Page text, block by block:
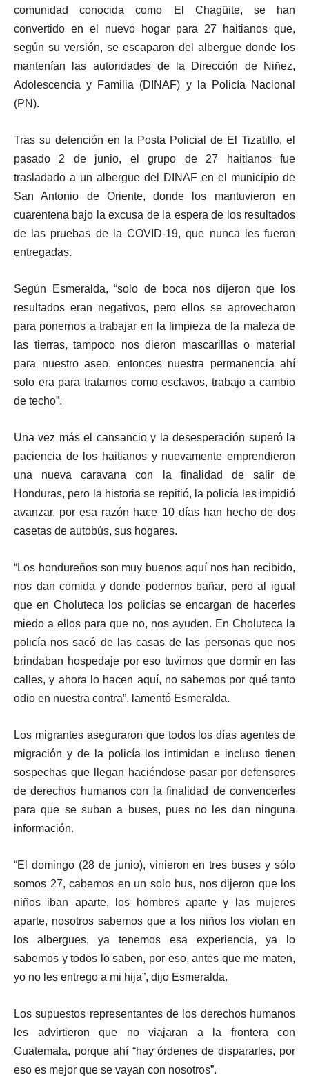
comunidad conocida como El Chagüite, se han
convertido en el nuevo hogar para 27 haitianos que,
según su versión, se escaparon del albergue donde los
mantenían las autoridades de la Dirección de Niñez,
Adolescencia y Familia (DINAF) y la Policía Nacional
(PN).
Tras su detención en la Posta Policial de El Tizatillo, el
pasado 2 de junio, el grupo de 27 haitianos fue
trasladado a un albergue del DINAF en el municipio de
San Antonio de Oriente, donde los mantuvieron en
cuarentena bajo la excusa de la espera de los resultados
de las pruebas de la COVID-19, que nunca les fueron
entregadas.
Según Esmeralda, “solo de boca nos dijeron que los
resultados eran negativos, pero ellos se aprovecharon
para ponernos a trabajar en la limpieza de la maleza de
las tierras, tampoco nos dieron mascarillas o material
para nuestro aseo, entonces nuestra permanencia ahí
solo era para tratarnos como esclavos, trabajo a cambio
de techo”.
Una vez más el cansancio y la desesperación superó la
paciencia de los haitianos y nuevamente emprendieron
una nueva caravana con la finalidad de salir de
Honduras, pero la historia se repitió, la policía les impidió
avanzar, por esa razón hace 10 días han hecho de dos
casetas de autobús, sus hogares.
“Los hondureños son muy buenos aquí nos han recibido,
nos dan comida y donde podernos bañar, pero al igual
que en Choluteca los policías se encargan de hacerles
miedo a ellos para que no, nos ayuden. En Choluteca la
policía nos sacó de las casas de las personas que nos
brindaban hospedaje por eso tuvimos que dormir en las
calles, y ahora lo hacen aquí, no sabemos por qué tanto
odio en nuestra contra”, lamentó Esmeralda.
Los migrantes aseguraron que todos los días agentes de
migración y de la policía los intimidan e incluso tienen
sospechas que llegan haciéndose pasar por defensores
de derechos humanos con la finalidad de convencerles
para que se suban a buses, pues no les dan ninguna
información.
“El domingo (28 de junio), vinieron en tres buses y sólo
somos 27, cabemos en un solo bus, nos dijeron que los
niños iban aparte, los hombres aparte y las mujeres
aparte, nosotros sabemos que a los niños los violan en
los albergues, ya tenemos esa experiencia, ya lo
sabemos y todos lo saben, por eso, antes que me maten,
yo no les entrego a mi hija”, dijo Esmeralda.
Los supuestos representantes de los derechos humanos
les advirtieron que no viajaran a la frontera con
Guatemala, porque ahí “hay órdenes de dispararles, por
eso es mejor que se vayan con nosotros”.